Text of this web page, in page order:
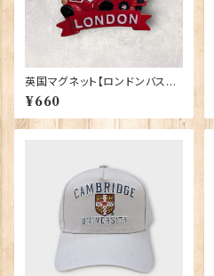
英国マグネット【ロンドンバスベ
ア】A&S Gifts 90030
¥660